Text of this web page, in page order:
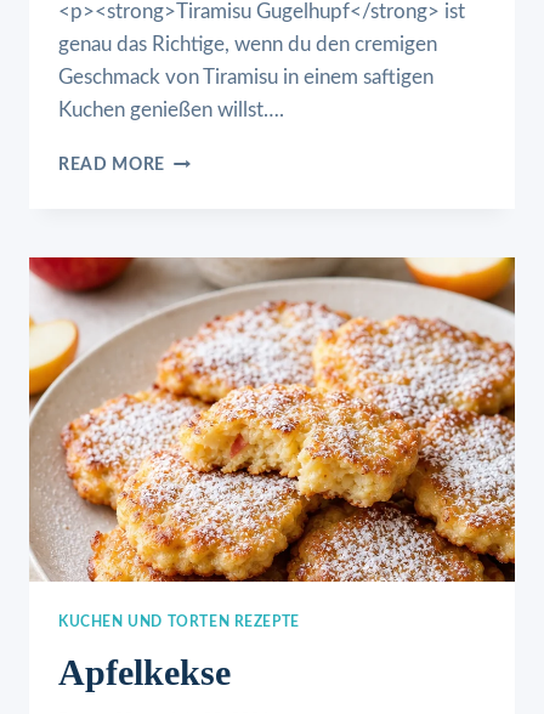
<p><strong>Tiramisu Gugelhupf</strong> ist
genau das Richtige, wenn du den cremigen
Geschmack von Tiramisu in einem saftigen
Kuchen genießen willst….
READ MORE TIRAMISU
KUCHEN UND TORTEN REZEPTE
Apfelkekse